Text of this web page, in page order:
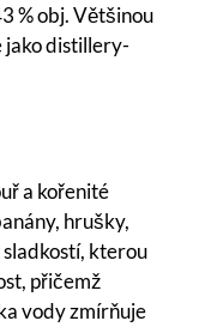
% obj. Většinou
jako distillery-
a kořenité
hrušky,
kterou
přičemž
vody zmírňuje